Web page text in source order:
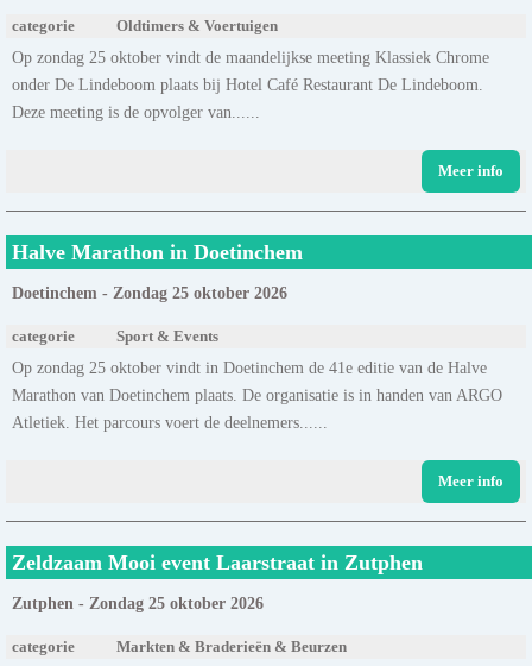
categorie Oldtimers & Voertuigen
Op zondag 25 oktober vindt de maandelijkse meeting Klassiek Chrome
onder De Lindeboom plaats bij Hotel Café Restaurant De Lindeboom.
Deze meeting is de opvolger van......
Meer info
Halve Marathon in Doetinchem
Doetinchem - Zondag 25 oktober 2026
categorie Sport & Events
Op zondag 25 oktober vindt in Doetinchem de 41e editie van de Halve
Marathon van Doetinchem plaats. De organisatie is in handen van ARGO
Atletiek. Het parcours voert de deelnemers......
Meer info
Zeldzaam Mooi event Laarstraat in Zutphen
Zutphen - Zondag 25 oktober 2026
categorie Markten & Braderieën & Beurzen